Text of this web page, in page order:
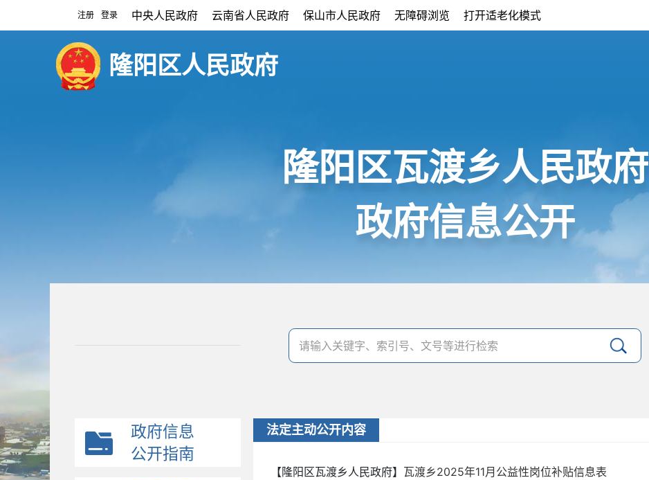
注册 登录 中央人民政府 云南省人民政府 保山市人民政府 无障碍浏览 打开适老化模式
隆阳区人民政府
隆阳区瓦渡乡人民政府
政府信息公开
政府信息
公开指南
法定主动公开内容
【隆阳区瓦渡乡人民政府】 瓦渡乡2025年11月公益性岗位补贴信息表